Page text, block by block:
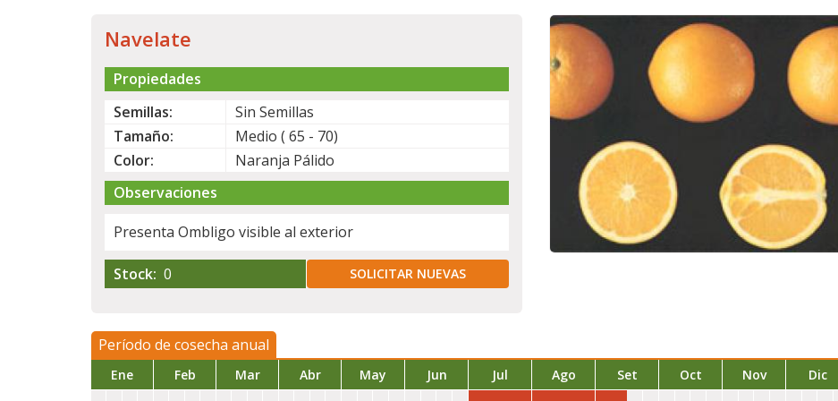
Navelate
Propiedades
Semillas:
Sin Semillas
Tamaño:
Medio ( 65 - 70)
Color:
Naranja Pálido
Observaciones
Presenta Ombligo visible al exterior
Stock: 0 SOLICITAR NUEVAS
Período de cosecha anual
Ene Feb Mar Abr May Jun Jul Ago Set Oct Nov Dic